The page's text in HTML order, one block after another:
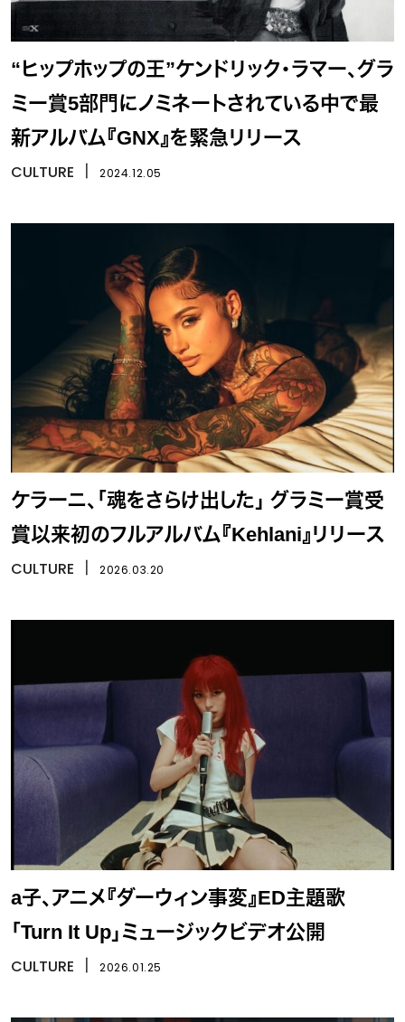
“ヒップホップの王”ケンドリック・ラマー、グラ
ミー賞5部門にノミネートされている中で最
新アルバム『GNX』を緊急リリース
CULTURE 2024.12.05
ケラーニ、「魂をさらけ出した」 グラミー賞受
賞以来初のフルアルバム『Kehlani』リリース
CULTURE 2026.03.20
a子、アニメ『ダーウィン事変』ED主題歌
「Turn It Up」ミュージックビデオ公開
CULTURE 2026.01.25